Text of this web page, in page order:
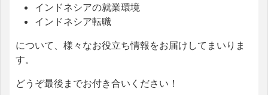
インドネシアの就業環境
インドネシア転職
について、様々なお役立ち情報をお届けしてまいりま
す。
どうぞ最後までお付き合いください！